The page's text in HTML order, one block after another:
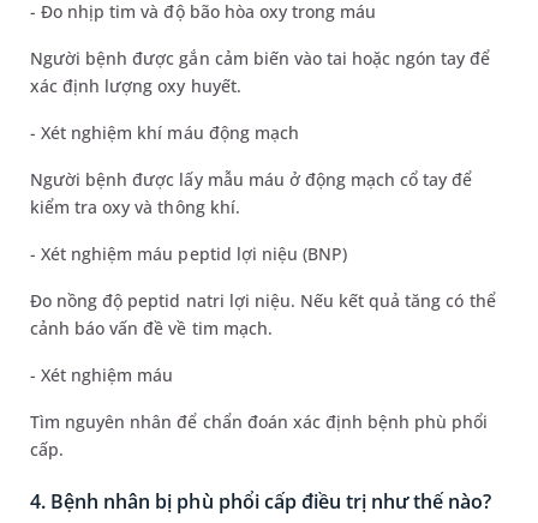
- Đo nhịp tim và độ bão hòa oxy trong máu
Người bệnh được gắn cảm biến vào tai hoặc ngón tay để
xác định lượng oxy huyết.
- Xét nghiệm khí máu động mạch
Người bệnh được lấy mẫu máu ở động mạch cổ tay để
kiểm tra oxy và thông khí.
- Xét nghiệm máu peptid lợi niệu (BNP)
Đo nồng độ peptid natri lợi niệu. Nếu kết quả tăng có thể
cảnh báo vấn đề về tim mạch.
- Xét nghiệm máu
Tìm nguyên nhân để chẩn đoán xác định bệnh phù phổi
cấp.
4. Bệnh nhân bị phù phổi cấp điều trị như thế nào?